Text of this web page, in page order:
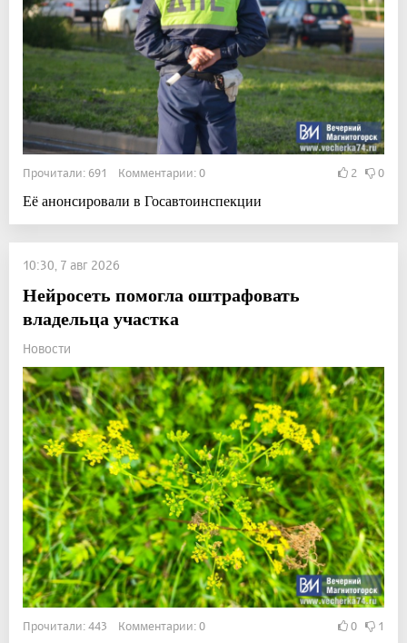
Прочитали: 691 Комментарии: 0 2 0
Её анонсировали в Госавтоинспекции
10:30, 7 авг 2026
Нейросеть помогла оштрафовать
владельца участка
Новости
Прочитали: 443 Комментарии: 0 0 1